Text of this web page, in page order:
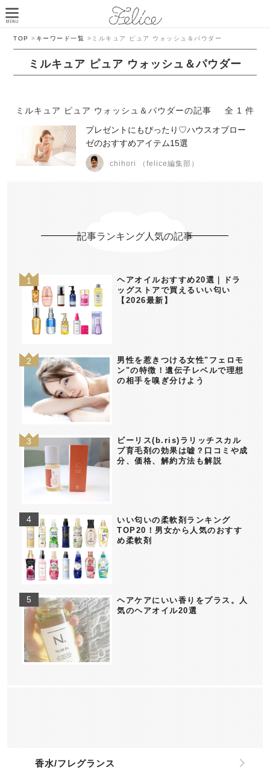
TOP > キーワード一覧 > ミルキュア ピュア ウォッシュ＆パウダー
ミルキュア ピュア ウォッシュ＆パウダー
ミルキュア ピュア ウォッシュ＆パウダーの記事
全 1 件
プレゼントにもぴったり♡ハウスオブロー
ゼのおすすめアイテム15選
chihori （felice編集部）
記事ランキング人気の記事
ヘアオイルおすすめ20選｜ドラ
ッグストアで買えるいい匂い
【2026最新】
男性を惹きつける女性"フェロモ
ン"の特徴！遺伝子レベルで理想
の相手を嗅ぎ分けよう
ビーリス(b.ris)ラリッチスカル
プ育毛剤の効果は嘘？口コミや成
分、価格、解約方法も解説
いい匂いの柔軟剤ランキング
TOP20！男女から人気のおすす
め柔軟剤
ヘアケアにいい香りをプラス。人
気のヘアオイル20選
香水/フレグランス